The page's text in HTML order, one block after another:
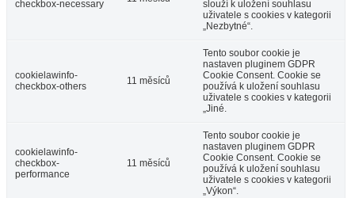
checkbox-necessary
slouží k uložení souhlasu
uživatele s cookies v kategorii
„Nezbytné“.
cookielawinfo-
checkbox-others
11 měsíců
Tento soubor cookie je
nastaven pluginem GDPR
Cookie Consent. Cookie se
používá k uložení souhlasu
uživatele s cookies v kategorii
„Jiné.
cookielawinfo-
checkbox-
performance
11 měsíců
Tento soubor cookie je
nastaven pluginem GDPR
Cookie Consent. Cookie se
používá k uložení souhlasu
uživatele s cookies v kategorii
„Výkon“.